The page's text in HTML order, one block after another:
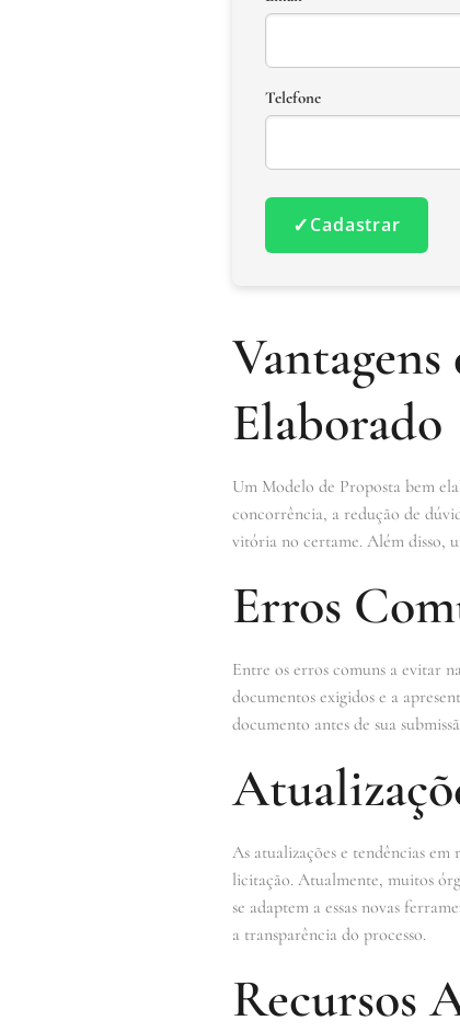
Telefone
✓Cadastrar
Elaborado
Um Modelo de Proposta bem
concorrência, a redução de
vitória no certame. Além disso,
Erros
Entre os erros comuns a evitar
documentos exigidos e a
documento antes de sua
As atualizações e tendências
licitação. Atualmente, muitos
se adaptem a essas novas
a transparência do processo.
Recursos